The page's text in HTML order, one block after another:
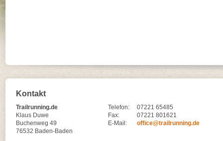
Kontakt
Trailrunning.de
Klaus Duwe
Buchenweg 49
76532 Baden-Baden
Telefon:
07221 65485
Fax:
07221 801621
E-Mail:
office@trailrunning.de